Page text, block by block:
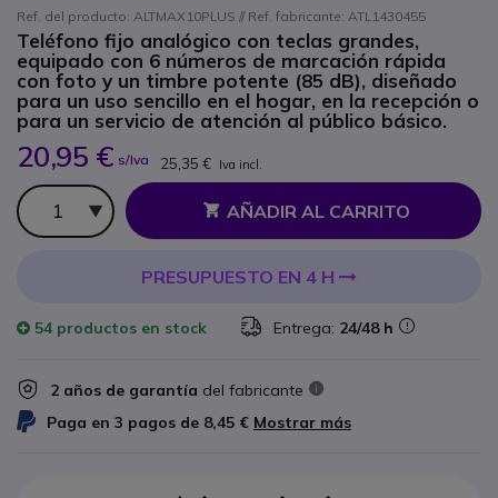
Ref. del producto: ALTMAX10PLUS // Ref. fabricante: ATL1430455
Teléfono fijo analógico con teclas grandes,
equipado con 6 números de marcación rápida
con foto y un timbre potente (85 dB), diseñado
para un uso sencillo en el hogar, en la recepción o
para un servicio de atención al público básico.
20,95 € s/Iva 25,35 € Iva incl.
Cantidad
AÑADIR AL CARRITO
PRESUPUESTO EN 4 H
54 productos en stock Entrega: 24/48 h
2 años de garantía del fabricante
Paga en 3 pagos de 8,45 € Mostrar más